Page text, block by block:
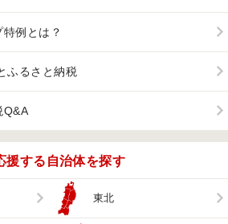
例とは？
ふるさと納税
Q&A
援する自治体を探す
東北